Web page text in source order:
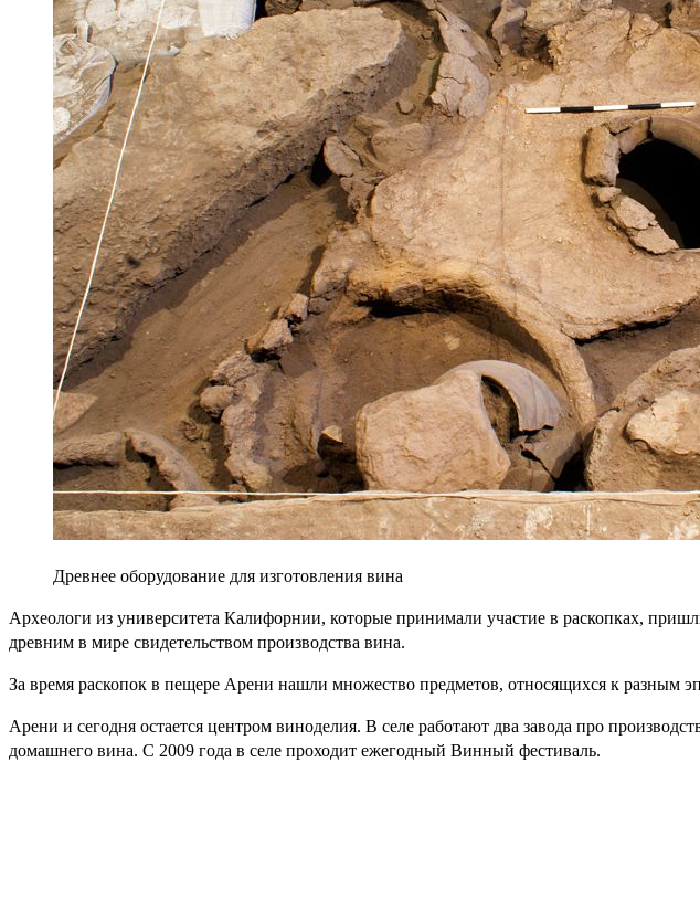
Древнее оборудование для изготовления вина
Археологи из университета Калифорнии, которые принимали участие в раскопках,
древним в мире свидетельством производства вина.
За время раскопок в пещере Арени нашли множество предметов, относящихся к разным
Арени и сегодня остается центром виноделия. В селе работают два завода про
домашнего вина. С 2009 года в селе проходит ежегодный Винный фестиваль.